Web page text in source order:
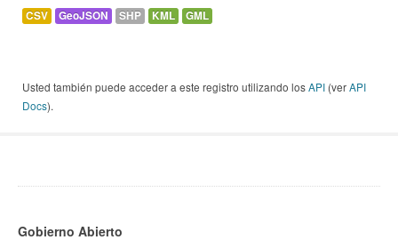
CSV GeoJSON SHP KML GML
Usted también puede acceder a este registro utilizando losAPI (verAPI
Docs).
Gobierno Abierto